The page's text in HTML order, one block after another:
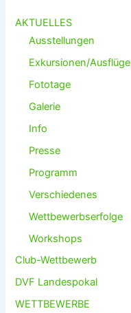
iAKTUELLES
Ausstellungen
Exkursionen/Ausflüge
Fototage
Galerie
Info
Presse
Programm
Verschiedenes
Wettbewerbserfolge
Workshops
Club-Wettbewerb
DVF Landespokal
WETTBEWERBE